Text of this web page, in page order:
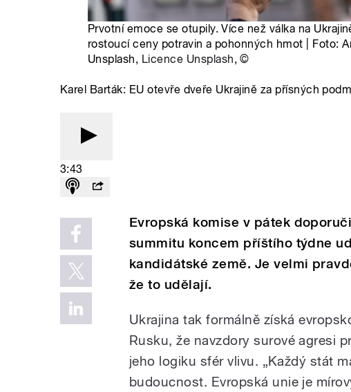
Prvotní emoce se otupily. Více než válka na
rostoucí ceny potravin a pohonných hmot | Foto:
Unsplash, Licence Unsplash,©
Karel Barták: EU otevře dveře Ukrajině za přísných
3:43
Evropská komise v pátek
summitu koncem příštího týdne
kandidátské země. Je velmi
že to udělají.
Ukrajina tak formálně získá
Rusku, že navzdory surové agresi
jeho logiku sfér vlivu. „Každý stát
budoucnost. Evropská unie je